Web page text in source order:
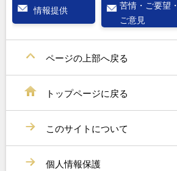
情報提供
苦情・ご要望・
ご意見
ページの上部へ戻る
トップページに戻る
このサイトについて
個人情報保護